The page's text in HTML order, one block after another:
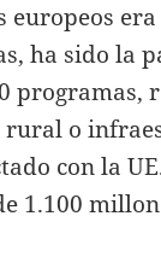
europeos
ha sido la
programas,
o
con la
1.100